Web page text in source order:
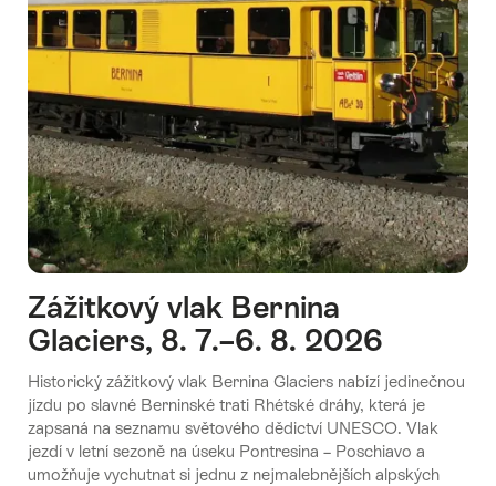
Zážitkový vlak Bernina
Glaciers, 8. 7.–6. 8. 2026
Historický zážitkový vlak Bernina Glaciers nabízí jedinečnou
jízdu po slavné Berninské trati Rhétské dráhy, která je
zapsaná na seznamu světového dědictví UNESCO. Vlak
jezdí v letní sezoně na úseku Pontresina – Poschiavo a
umožňuje vychutnat si jednu z nejmalebnějších alpských